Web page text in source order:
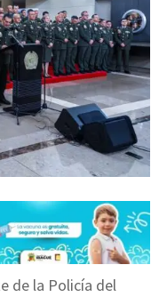
de la Policía del